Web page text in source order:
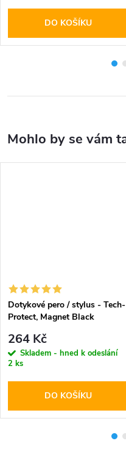
DO KOŠÍKU
Dotykové pero / stylus - Tech-
Protect, Magnet Black
264 Kč
Skladem - hned k odeslání
2 ks
DO KOŠÍKU